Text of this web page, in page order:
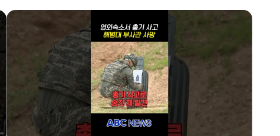
1600~1700
투데이 업&다운 home
1700~1800
AI 톡톡